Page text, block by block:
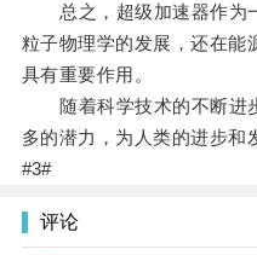
总之，超级加速器作为
粒子物理学的发展，还在能
具有重要作用。
随着科学技术的不断进
多的潜力，为人类的进步和
#3#
评论